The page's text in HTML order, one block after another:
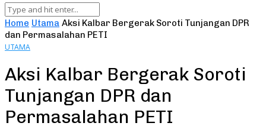
Home Utama Aksi Kalbar Bergerak Soroti Tunjangan DPR
dan Permasalahan PETI
UTAMA
Aksi Kalbar Bergerak Soroti
Tunjangan DPR dan
Permasalahan PETI